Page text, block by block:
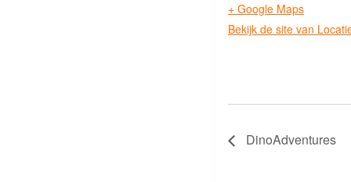
+ Google Maps
Bekijk de site van
DinoAdventures